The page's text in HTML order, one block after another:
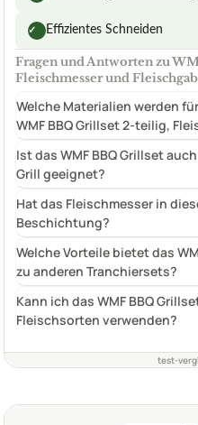
✓ Effizientes Schneiden
Fragen und Antworten zu
Fleischmesser und
Welche Materialien werden
WMF BBQ Grillset 2-teilig,
Ist das WMF BBQ Grillset
Grill geeignet?
Hat das Fleischmesser in
Beschichtung?
Welche Vorteile bietet das
zu anderen Tranchiersets?
Kann ich das WMF BBQ
Fleischsorten verwenden?
test-